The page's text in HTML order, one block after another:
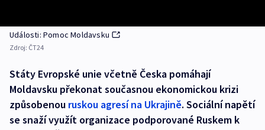
Události: Pomoc Moldavsku
Zdroj: ČT24
Státy Evropské unie včetně Česka pomáhají
Moldavsku překonat současnou ekonomickou krizi
způsobenou ruskou agresí na Ukrajině. Sociální napětí
se snaží využít organizace podporované Ruskem k